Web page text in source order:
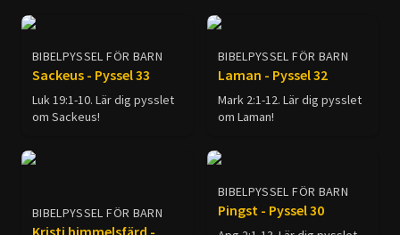
BIBELPYSSEL FÖR BARN
Sackeus - Pyssel 33
Luk 19:1-10. Lär dig pysslet
om Sackeus!
BIBELPYSSEL FÖR BARN
Laman - Pyssel 32
Mark 2:1-12. Lär dig pysslet
om Laman!
BIBELPYSSEL FÖR BARN
Kristi himmelsfärd -
BIBELPYSSEL FÖR BARN
Pingst - Pyssel 30